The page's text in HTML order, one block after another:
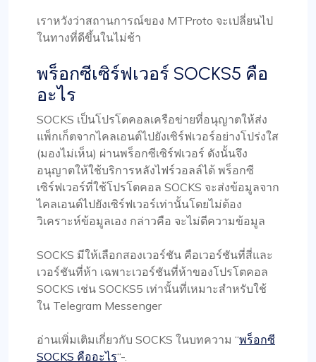
เราหวังว่าสถานการณ์ของ MTProto จะเปลี่ยนไป
ในทางที่ดีขึ้นในไม่ช้า
พร็อกซีเซิร์ฟเวอร์ SOCKS5 คือ
อะไร
SOCKS เป็นโปรโตคอลเครือข่ายที่อนุญาตให้ส่ง
แพ็กเก็ตจากไคลเอนต์ไปยังเซิร์ฟเวอร์อย่างโปร่งใส
(มองไม่เห็น) ผ่านพร็อกซีเซิร์ฟเวอร์ ดังนั้นจึง
อนุญาตให้ใช้บริการหลังไฟร์วอลล์ได้ พร็อกซี
เซิร์ฟเวอร์ที่ใช้โปรโตคอล SOCKS จะส่งข้อมูลจาก
ไคลเอนต์ไปยังเซิร์ฟเวอร์เท่านั้นโดยไม่ต้อง
วิเคราะห์ข้อมูลเอง กล่าวคือ จะไม่ตีความข้อมูล
SOCKS มีให้เลือกสองเวอร์ชัน คือเวอร์ชันที่สี่และ
เวอร์ชันที่ห้า เฉพาะเวอร์ชันที่ห้าของโปรโตคอล
SOCKS เช่น SOCKS5 เท่านั้นที่เหมาะสำหรับใช้
ใน Telegram Messenger
อ่านเพิ่มเติมเกี่ยวกับ SOCKS ในบทความ “พร็อกซี
SOCKS คืออะไร“-.